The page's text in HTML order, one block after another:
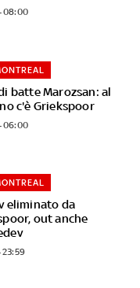
08:00
batte Marozsan: al
c'è Griekspoor
06:00
eliminato da
out anche
23:59